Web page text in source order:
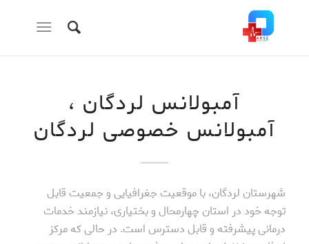
آمبولانس لردگان ،
آمبولانس خصوصی لردگان
شهرستان لردگان، با موقعیت جغرافیایی و جمعیت قابل
توجه خود در استان چهارمحال و بختیاری، نیازمند خدمات
درمانی پیشرفته و قابل دسترس است. در حالی که مرکز